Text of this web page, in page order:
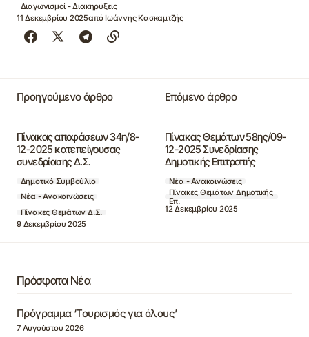
Διαγωνισμοί - Διακηρύξεις
11 Δεκεμβρίου 2025από Ιωάννης Κασκαμτζής
Προηγούμενο άρθρο
Πίνακας αποφάσεων 34η/8-
12-2025 κατεπείγουσας
συνεδρίασης Δ.Σ.
Δημοτικό Συμβούλιο
Νέα - Ανακοινώσεις
Πίνακες Θεμάτων Δ.Σ.
9 Δεκεμβρίου 2025
Επόμενο άρθρο
Πίνακας Θεμάτων 58ης/09-
12-2025 Συνεδρίασης
Δημοτικής Επιτροπής
Νέα - Ανακοινώσεις
Πίνακες Θεμάτων Δημοτικής
Επ.
12 Δεκεμβρίου 2025
Πρόσφατα Νέα
Πρόγραμμα ‘Τουρισμός για όλους’
7 Αυγούστου 2026